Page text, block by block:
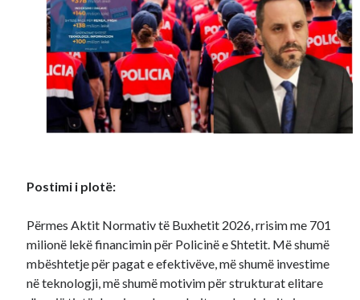
Postimi i plotë:
Përmes Aktit Normativ të Buxhetit 2026, rrisim me 701
milionë lekë financimin për Policinë e Shtetit. Më shumë
mbështetje për pagat e efektivëve, më shumë investime
në teknologji, më shumë motivim për strukturat elitare